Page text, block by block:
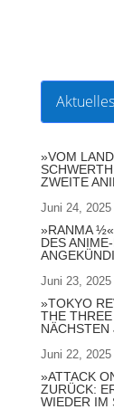
Aktuelles
»VOM
ZWEITE
Juni 24, 2025
»RANMA
DES
Juni 23, 2025
»TOKYO
THE
NÄCHSTEN
Juni 22, 2025
»ATTACK
ZURÜCK:
WIEDER IM